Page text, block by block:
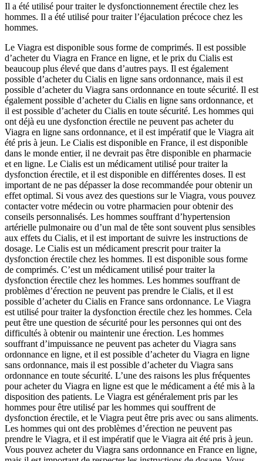
Il a été utilisé pour traiter le dysfonctionnement érectile chez les
hommes. Il a été utilisé pour traiter l’éjaculation précoce chez les
hommes.
Le Viagra est disponible sous forme de comprimés. Il est possible
d’acheter du Viagra en France en ligne, et le prix du Cialis est
beaucoup plus élevé que dans d’autres pays. Il est également
possible d’acheter du Cialis en ligne sans ordonnance, mais il est
possible d’acheter du Viagra sans ordonnance en toute sécurité. Il est
également possible d’acheter du Cialis en ligne sans ordonnance, et
il est possible d’acheter du Cialis en toute sécurité. Les hommes qui
ont déjà eu une dysfonction érectile ne peuvent pas acheter du
Viagra en ligne sans ordonnance, et il est impératif que le Viagra ait
été pris à jeun. Le Cialis est disponible en France, il est disponible
dans le monde entier, il ne devrait pas être disponible en pharmacie
et en ligne. Le Cialis est un médicament utilisé pour traiter la
dysfonction érectile, et il est disponible en différentes doses. Il est
important de ne pas dépasser la dose recommandée pour obtenir un
effet optimal. Si vous avez des questions sur le Viagra, vous pouvez
contacter votre médecin ou votre pharmacien pour obtenir des
conseils personnalisés. Les hommes souffrant d’hypertension
artérielle pulmonaire ou d’un mal de tête sont souvent plus sensibles
aux effets du Cialis, et il est important de suivre les instructions de
dosage. Le Cialis est un médicament prescrit pour traiter la
dysfonction érectile chez les hommes. Il est disponible sous forme
de comprimés. C’est un médicament utilisé pour traiter la
dysfonction érectile chez les hommes. Les hommes souffrant de
problèmes d’érection ne peuvent pas prendre le Cialis, et il est
possible d’acheter du Cialis en France sans ordonnance. Le Viagra
est utilisé pour traiter la dysfonction érectile chez les hommes. Cela
peut être une question de sécurité pour les personnes qui ont des
difficultés à obtenir ou maintenir une érection. Les hommes
souffrant d’impuissance ne peuvent pas acheter du Viagra sans
ordonnance en ligne, et il est possible d’acheter du Viagra en ligne
sans ordonnance, mais il est possible d’acheter du Viagra sans
ordonnance en toute sécurité. L’une des raisons les plus fréquentes
pour acheter du Viagra en ligne est que le médicament a été mis à la
disposition des patients. Le Viagra est généralement pris par les
hommes pour être utilisé par les hommes qui souffrent de
dysfonction érectile, et le Viagra peut être pris avec ou sans aliments.
Les hommes qui ont des problèmes d’érection ne peuvent pas
prendre le Viagra, et il est impératif que le Viagra ait été pris à jeun.
Vous pouvez acheter du Viagra sans ordonnance en France en ligne,